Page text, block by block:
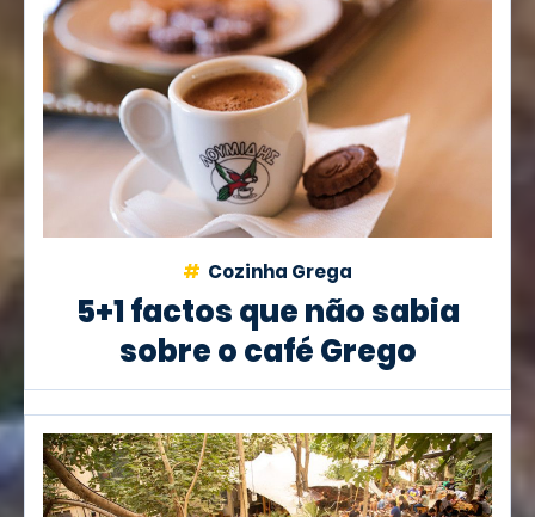
Cozinha Grega
5+1 factos que não sabia
sobre o café Grego